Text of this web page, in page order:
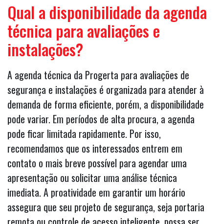
Qual a disponibilidade da agenda
técnica para avaliações e
instalações?
A agenda técnica da Progerta para avaliações de
segurança e instalações é organizada para atender à
demanda de forma eficiente, porém, a disponibilidade
pode variar. Em períodos de alta procura, a agenda
pode ficar limitada rapidamente. Por isso,
recomendamos que os interessados entrem em
contato o mais breve possível para agendar uma
apresentação ou solicitar uma análise técnica
imediata. A proatividade em garantir um horário
assegura que seu projeto de segurança, seja portaria